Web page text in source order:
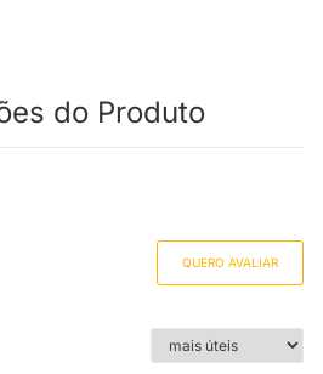
do Produto
QUERO AVALIAR